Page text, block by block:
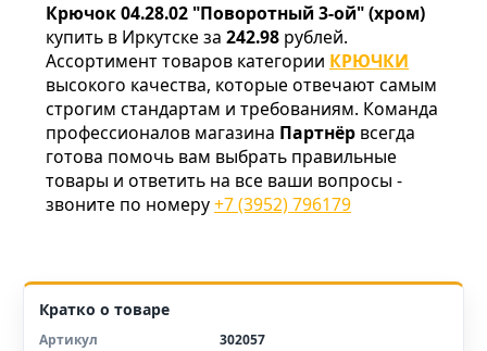
Крючок 04.28.02 "Поворотный 3-ой" (хром)
купить в Иркутске за 242.98 рублей.
Ассортимент товаров категории КРЮЧКИ
высокого качества, которые отвечают самым
строгим стандартам и требованиям. Команда
профессионалов магазина Партнёр всегда
готова помочь вам выбрать правильные
товары и ответить на все ваши вопросы -
звоните по номеру+7 (3952) 796179
Кратко о товаре
Артикул 302057